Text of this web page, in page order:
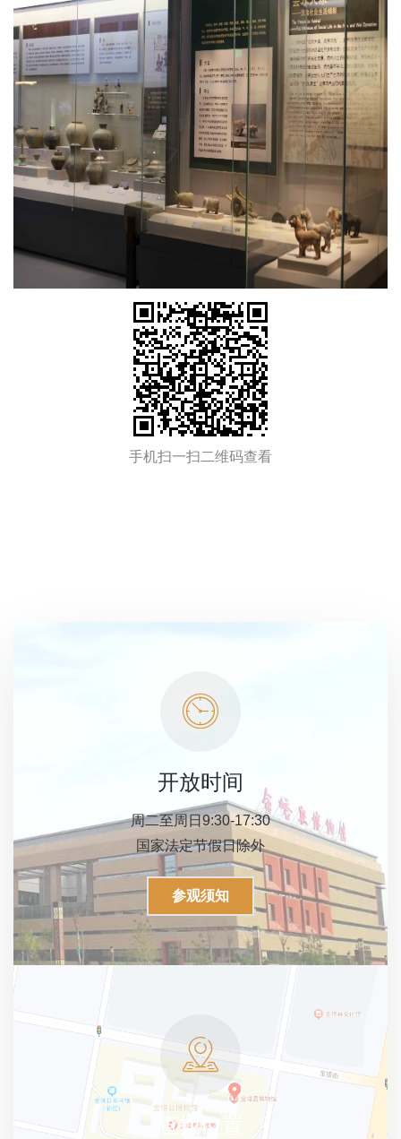
手机扫一扫二维码查看
开放时间
周二至周日9:30-17:30
国家法定节假日除外
参观须知
查找位置